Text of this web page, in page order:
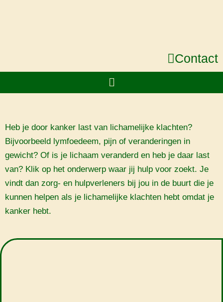
Contact
Menu
Heb je door kanker last van lichamelijke klachten?
Bijvoorbeeld lymfoedeem, pijn of veranderingen in
gewicht? Of is je lichaam veranderd en heb je daar last
van? Klik op het onderwerp waar jij hulp voor zoekt. Je
vindt dan zorg- en hulpverleners bij jou in de buurt die je
kunnen helpen als je lichamelijke klachten hebt omdat je
kanker hebt.